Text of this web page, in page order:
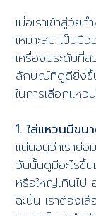
เมื่อเราเข้าสู่วั
เหมาะสม เป็นมื
เครื่องประดับที่
ลักษณ์ที่ดูดียิ่งขึ้
ในการเลือกแหว
1. ใส่แหวนมีข
แน่นอนว่าเราย่อ
วันนั้นดูมีอะไรขึ้
หรือใหญ่เกินไป
ฉะนั้น เราต้องเ